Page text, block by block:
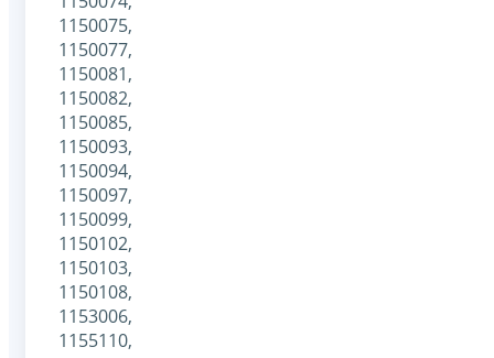
1150075,
1150077,
1150081,
1150082,
1150085,
1150093,
1150094,
1150097,
1150099,
1150102,
1150103,
1150108,
1153006,
1155110,